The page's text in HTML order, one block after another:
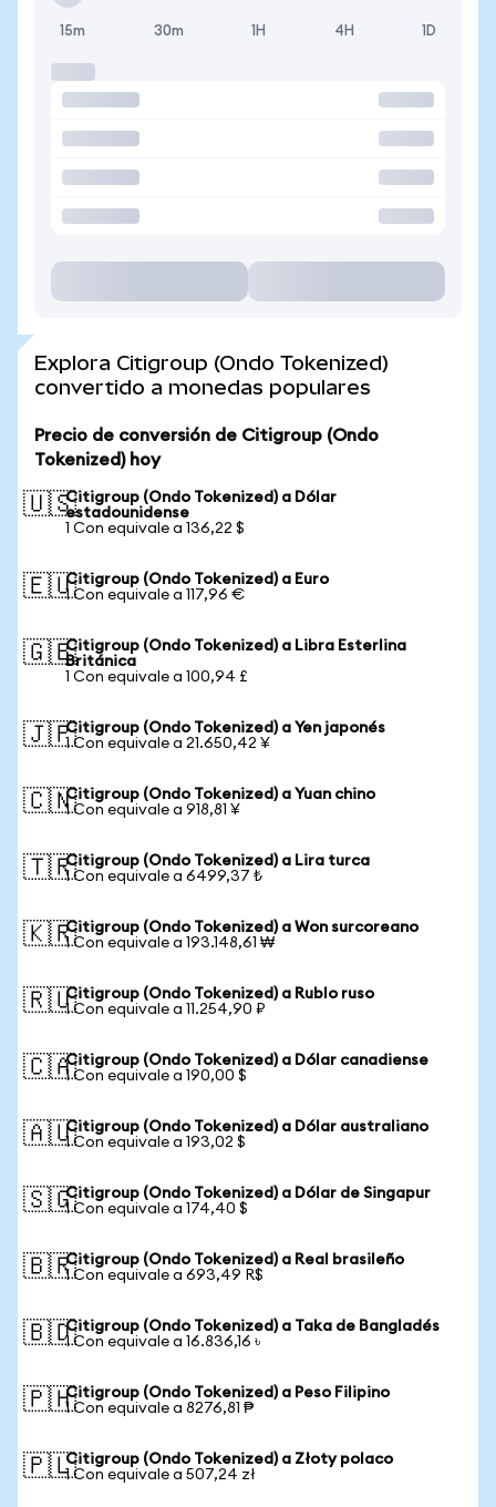
15m 30m 1H 4H 1D
Explora Citigroup (Ondo Tokenized)
convertido a monedas populares
Precio de conversión de Citigroup (Ondo
Tokenized) hoy
🇺🇸Citigroup (Ondo Tokenized) a Dólar
estadounidense
1 Con equivale a 136,22 $
🇪🇺Citigroup (Ondo Tokenized) a Euro
1 Con equivale a 117,96 €
🇬🇧Citigroup (Ondo Tokenized) a Libra Esterlina
Británica
1 Con equivale a 100,94 £
🇯🇵Citigroup (Ondo Tokenized) a Yen japonés
1 Con equivale a 21.650,42 ¥
🇨🇳Citigroup (Ondo Tokenized) a Yuan chino
1 Con equivale a 918,81 ¥
🇹🇷Citigroup (Ondo Tokenized) a Lira turca
1 Con equivale a 6499,37 ₺
🇰🇷Citigroup (Ondo Tokenized) a Won surcoreano
1 Con equivale a 193.148,61 ₩
🇷🇺Citigroup (Ondo Tokenized) a Rublo ruso
1 Con equivale a 11.254,90 ₽
🇨🇦Citigroup (Ondo Tokenized) a Dólar canadiense
1 Con equivale a 190,00 $
🇦🇺Citigroup (Ondo Tokenized) a Dólar australiano
1 Con equivale a 193,02 $
🇸🇬Citigroup (Ondo Tokenized) a Dólar de Singapur
1 Con equivale a 174,40 $
🇧🇷Citigroup (Ondo Tokenized) a Real brasileño
1 Con equivale a 693,49 R$
🇧🇩Citigroup (Ondo Tokenized) a Taka de Bangladés
1 Con equivale a 16.836,16 ৳
🇵🇭Citigroup (Ondo Tokenized) a Peso Filipino
1 Con equivale a 8276,81 ₱
🇵🇱Citigroup (Ondo Tokenized) a Złoty polaco
1 Con equivale a 507,24 zł